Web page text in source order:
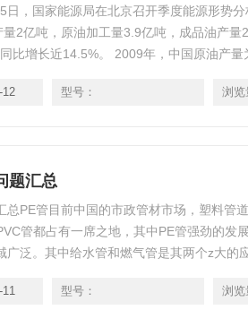
日，国家能源局在北京召开季度能源形势
量2亿吨，原油加工量3.9亿吨，成品油产量
比增长近14.5%。 2009年，中国原油产
示，四季度成品油供应能力充足，需求将继
12 型号： 浏览
题汇总
总PE管目前中国的市政管材市场，塑料管
管都占有一席之地，其中PE管强劲的发
广泛。其中给水管和燃气管是其两个z大的
脂，因而又有高密度聚乙烯、中密度聚乙烯
11 型号： 浏览